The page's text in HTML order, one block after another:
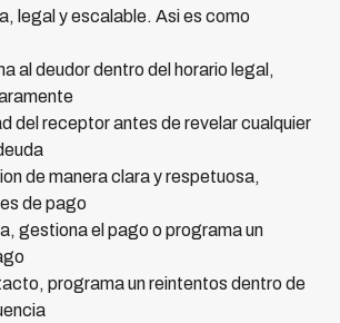
legal y escalable. Asi es como
al deudor dentro del horario legal,
del receptor antes de revelar cualquier
de manera clara y respetuosa,
de pago
gestiona el pago o programa un
programa un reintentos dentro de